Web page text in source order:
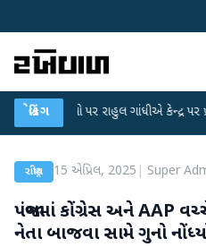
બ્રેકિંગ
પર રાહુલ ગાંધીએ કેન્દ્ર પર પ્રહાર કર્યા
રાષ્ટ્રીય 15 એપ્રિલ, 2025 Super
પંજાબમાં કોંગ્રેસ અને AAP
નેતા બાજવા સામે ગુનો